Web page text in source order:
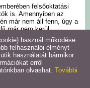
felsőoktatási
is. Amennyiben az
már nem áll fenn, úgy a
már nem kerül
a hallgatók is, akiknek
a pályázás
feltétele, hogy a
hallgató aktív
használ működése
felhasználói élményt
használatát bármikor
erről
olvashat. További